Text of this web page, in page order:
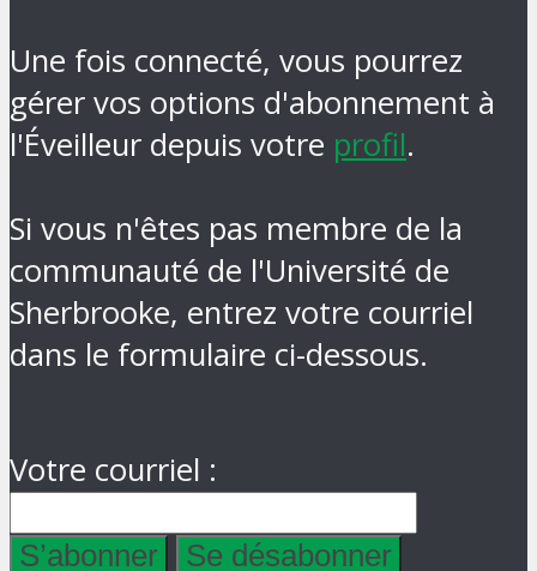
Une fois connecté, vous pourrez
gérer vos options d'abonnement à
l'Éveilleur depuis votre profil.
Si vous n'êtes pas membre de la
communauté de l'Université de
Sherbrooke, entrez votre courriel
dans le formulaire ci-dessous.
Votre courriel :